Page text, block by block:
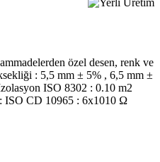
özel desen, renk ve
: 5,5 mm ± 5% , 6,5 mm ±
ISO 8302 : 0.10 m2
ISO CD 10965 : 6x1010 Ω